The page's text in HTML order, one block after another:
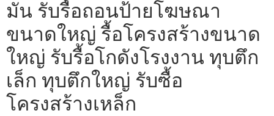
มัน รับรื้อถอนป้ายโฆษณา
ขนาดใหญ่ รื้อโครงสร้างขนาด
ใหญ่ รับรื้อโกดังโรงงาน ทุบตึก
เล็ก ทุบตึกใหญ่ รับซื้อ
โครงสร้างเหล็ก